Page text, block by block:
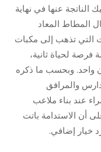
الناتجة عنها في نهاية
المطاط المعاد
التي تذهب إلى مكبات
فرصة لحياة ثانية،
واحد. وبحسب ما ذكره
والمرافق
عند بناء ملاعب
أن الاستدامة باتت
خيار إضافي.